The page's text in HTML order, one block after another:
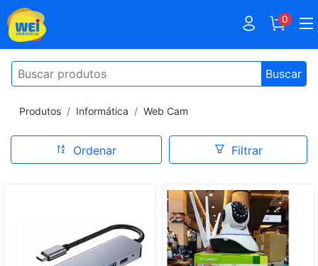
0
Buscar
Produtos Informática Web Cam
Ordenar Filtrar